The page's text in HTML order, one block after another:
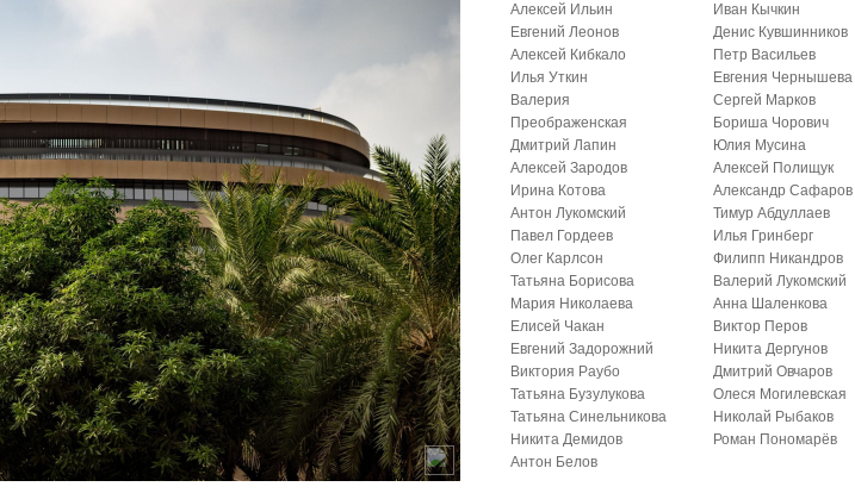
Алексей Ильин
Евгений Леонов
Алексей Кибкало
Илья Уткин
Валерия
Преображенская
Дмитрий Лапин
Алексей Зародов
Ирина Котова
Антон Лукомский
Павел Гордеев
Олег Карлсон
Татьяна Борисова
Мария Николаева
Елисей Чакан
Евгений Задорожний
Виктория Раубо
Татьяна Бузулукова
Татьяна Синельникова
Никита Демидов
Антон Белов
Иван Кычкин
Денис Кувшинников
Петр Васильев
Евгения Чернышева
Сергей Марков
Бориша Чорович
Юлия Мусина
Алексей Полищук
Александр Сафаров
Тимур Абдуллаев
Илья Гринберг
Филипп Никандров
Валерий Лукомский
Анна Шаленкова
Виктор Перов
Никита Дергунов
Дмитрий Овчаров
Олеся Могилевская
Николай Рыбаков
Роман Пономарёв